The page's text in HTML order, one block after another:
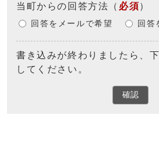
当町からの回答方法 （ 必須）
回答をメールで希望 回答
書き込みが終わりましたら、
してください。
確認